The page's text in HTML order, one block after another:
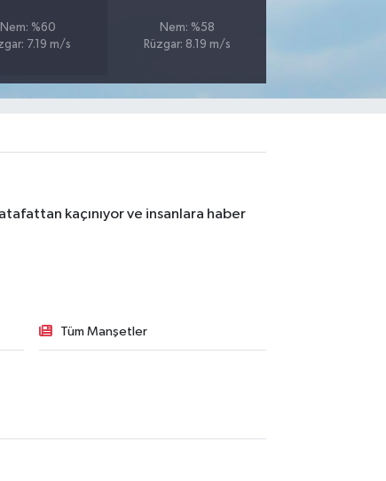
Nem: %60
7.19 m/s
Nem: %58
Rüzgar: 8.19 m/s
kaçınıyor ve insanlara haber
Tüm Manşetler